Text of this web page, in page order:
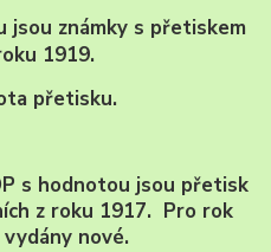
jsou známky s přetiskem
1919.
přetisku.
s hodnotou jsou přetisk
z roku 1917. Pro rok
nové.